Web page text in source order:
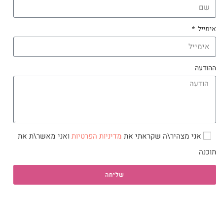
אימייל
ההודעה
אני מצהיר\ה שקראתי את מדיניות הפרטיות ואני מאשר\ת את
תוכנה
שליחה